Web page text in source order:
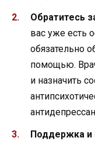
Обратитесь
вас уже есть
обязательно
помощью.
и назначить
Поддержка